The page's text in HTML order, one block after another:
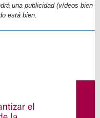
una publicidad (vídeos bien
está bien.